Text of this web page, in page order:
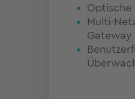
Optische
Multi-
Gateway